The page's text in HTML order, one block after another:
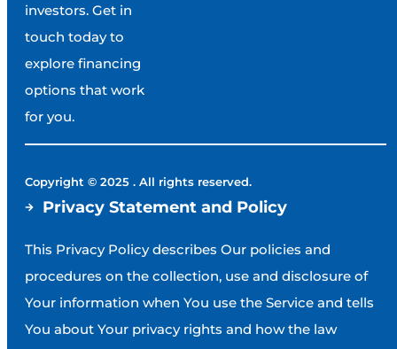
investors. Get in
touch today to
explore financing
options that work
for you.
Copyright © 2025 . All rights reserved.
Privacy Statement and Policy
This Privacy Policy describes Our policies and
procedures on the collection, use and disclosure of
Your information when You use the Service and tells
You about Your privacy rights and how the law